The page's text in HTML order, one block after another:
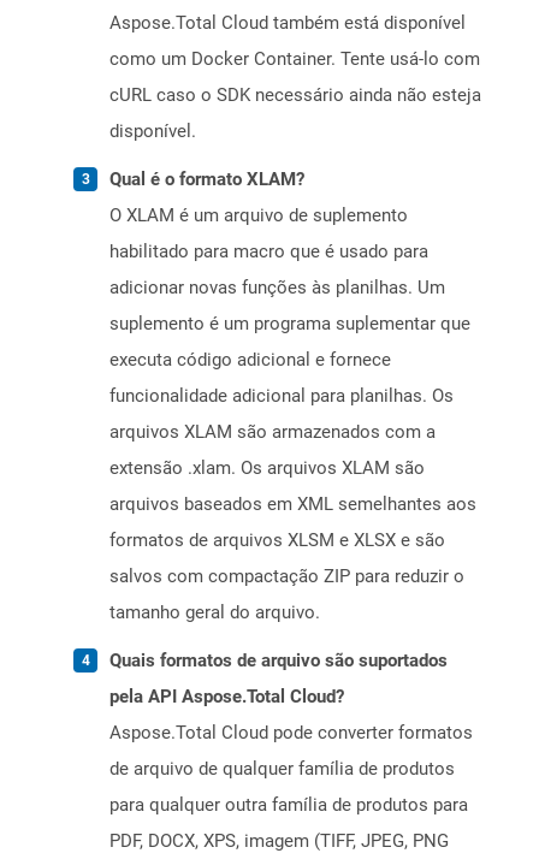
Aspose.Total Cloud também está disponível
como um Docker Container. Tente usá-lo com
cURL caso o SDK necessário ainda não esteja
disponível.
Qual é o formato XLAM?
O XLAM é um arquivo de suplemento
habilitado para macro que é usado para
adicionar novas funções às planilhas. Um
suplemento é um programa suplementar que
executa código adicional e fornece
funcionalidade adicional para planilhas. Os
arquivos XLAM são armazenados com a
extensão .xlam. Os arquivos XLAM são
arquivos baseados em XML semelhantes aos
formatos de arquivos XLSM e XLSX e são
salvos com compactação ZIP para reduzir o
tamanho geral do arquivo.
Quais formatos de arquivo são suportados
pela API Aspose.Total Cloud?
Aspose.Total Cloud pode converter formatos
de arquivo de qualquer família de produtos
para qualquer outra família de produtos para
PDF, DOCX, XPS, imagem (TIFF, JPEG, PNG